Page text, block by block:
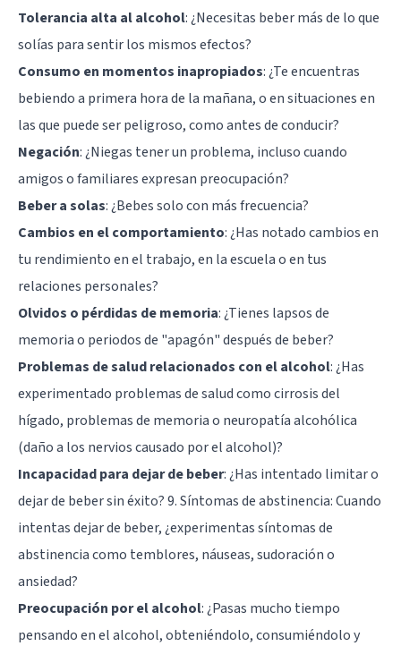
Tolerancia alta al alcohol: ¿Necesitas beber más de lo que
solías para sentir los mismos efectos?
Consumo en momentos inapropiados: ¿Te encuentras
bebiendo a primera hora de la mañana, o en situaciones en
las que puede ser peligroso, como antes de conducir?
Negación: ¿Niegas tener un problema, incluso cuando
amigos o familiares expresan preocupación?
Beber a solas: ¿Bebes solo con más frecuencia?
Cambios en el comportamiento: ¿Has notado cambios en
tu rendimiento en el trabajo, en la escuela o en tus
relaciones personales?
Olvidos o pérdidas de memoria: ¿Tienes lapsos de
memoria o periodos de "apagón" después de beber?
Problemas de salud relacionados con el alcohol: ¿Has
experimentado problemas de salud como cirrosis del
hígado, problemas de memoria o neuropatía alcohólica
(daño a los nervios causado por el alcohol)?
Incapacidad para dejar de beber: ¿Has intentado limitar o
dejar de beber sin éxito? 9. Síntomas de abstinencia: Cuando
intentas dejar de beber, ¿experimentas síntomas de
abstinencia como temblores, náuseas, sudoración o
ansiedad?
Preocupación por el alcohol: ¿Pasas mucho tiempo
pensando en el alcohol, obteniéndolo, consumiéndolo y